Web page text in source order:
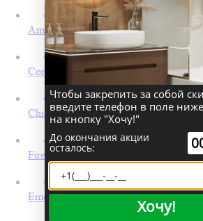
Amadeo
Corten
Chicago
Firenze
Emerald
Чтобы закрепить за собой
введите телефон в поле
на кнопку "Хочу!"
До окончания акции
осталось:
Хочу!